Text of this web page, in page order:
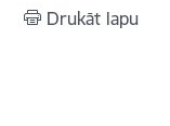
Drukāt lapu